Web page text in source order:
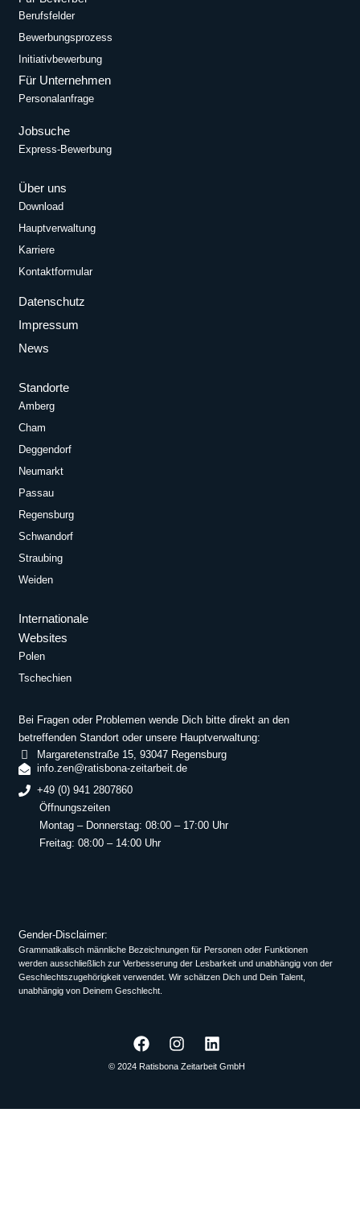
Berufsfelder
Bewerbungsprozess
Initiativbewerbung
Für Unternehmen
Personalanfrage
Jobsuche
Express-Bewerbung
Über uns
Download
Hauptverwaltung
Karriere
Kontaktformular
Datenschutz
Impressum
News
Standorte
Amberg
Cham
Deggendorf
Neumarkt
Passau
Regensburg
Schwandorf
Straubing
Weiden
Internationale
Websites
Polen
Tschechien
Bei Fragen oder Problemen wende Dich bitte direkt an den
betreffenden Standort oder unsere Hauptverwaltung:
Margaretenstraße 15, 93047 Regensburg
info.zen@ratisbona-zeitarbeit.de
+49 (0) 941 2807860
Öffnungszeiten
Montag – Donnerstag: 08:00 – 17:00 Uhr
Freitag: 08:00 – 14:00 Uhr
Gender-Disclaimer:
Grammatikalisch männliche Bezeichnungen für Personen oder Funktionen
werden ausschließlich zur Verbesserung der Lesbarkeit und unabhängig von der
Geschlechtszugehörigkeit verwendet. Wir schätzen Dich und Dein Talent,
unabhängig von Deinem Geschlecht.
© 2024 Ratisbona Zeitarbeit GmbH